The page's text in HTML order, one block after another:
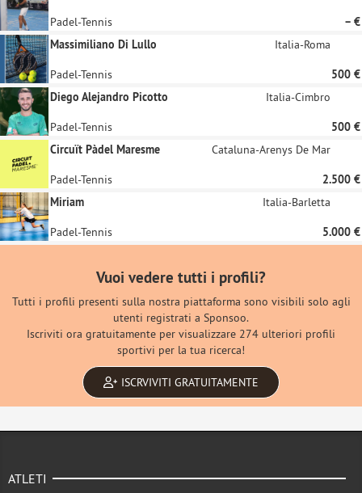
Padel-Tennis
– €
Massimiliano Di Lullo
Italia-Roma
Padel-Tennis
500 €
Diego Alejandro Picotto
Italia-Cimbro
Padel-Tennis
500 €
Circuït Pàdel Maresme
Cataluna-Arenys De Mar
Padel-Tennis
2.500 €
Miriam
Italia-Barletta
Padel-Tennis 5.000 €
Vuoi vedere tutti i profili?
Tutti i profili presenti sulla nostra piattaforma sono visibili solo agli
utenti registrati a Sponsoo.
Iscriviti ora gratuitamente per visualizzare 274 ulteriori profili
sportivi per la tua ricerca!
ISCRVIVITI GRATUITAMENTE
ATLETI